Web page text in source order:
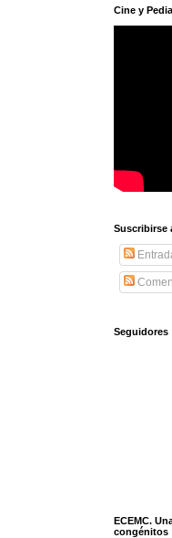
Cine y
Suscribirse
Seguidores
ECEMC.
congénitos